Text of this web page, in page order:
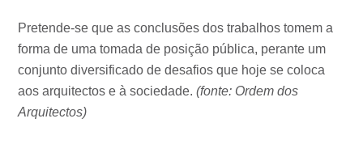
Pretende-se que as conclusões dos trabalhos tomem a
forma de uma tomada de posição pública, perante um
conjunto diversificado de desafios que hoje se coloca
aos arquitectos e à sociedade.(fonte: Ordem dos
Arquitectos)